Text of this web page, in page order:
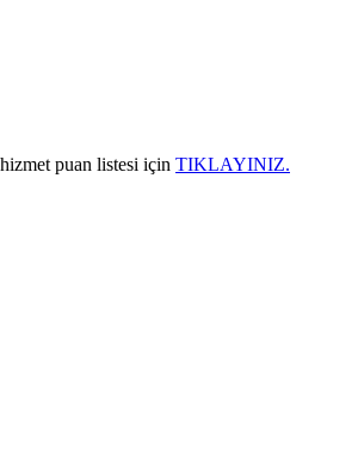
puan listesi için TIKLAYINIZ.